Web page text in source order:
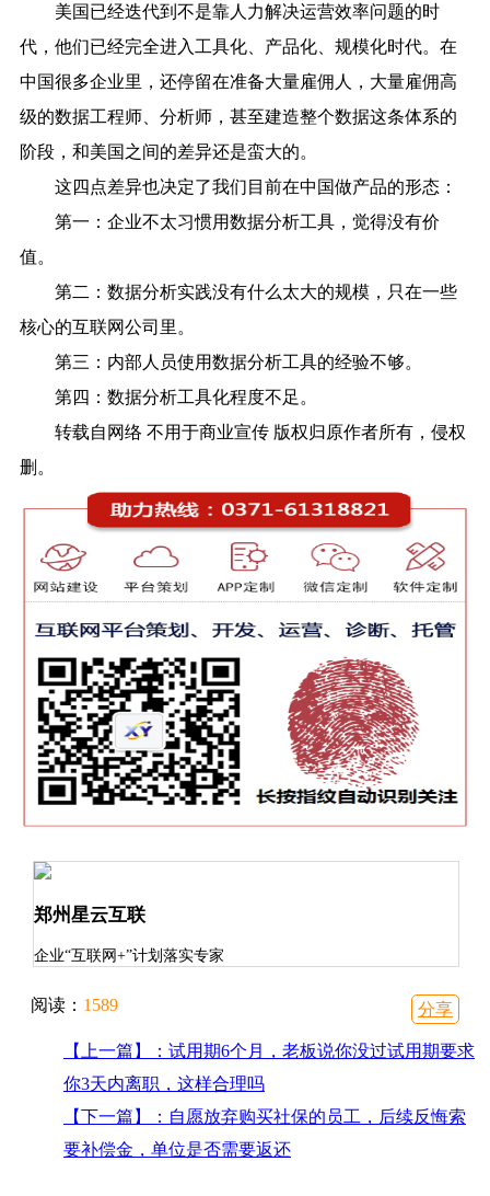
美国已经迭代到不是靠人力解决运营效率问题的时
代，他们已经完全进入工具化、产品化、规模化时代。在
中国很多企业里，还停留在准备大量雇佣人，大量雇佣高
级的数据工程师、分析师，甚至建造整个数据这条体系的
阶段，和美国之间的差异还是蛮大的。
这四点差异也决定了我们目前在中国做产品的形态：
第一：企业不太习惯用数据分析工具，觉得没有价
值。
第二：数据分析实践没有什么太大的规模，只在一些
核心的互联网公司里。
第三：内部人员使用数据分析工具的经验不够。
第四：数据分析工具化程度不足。
转载自网络 不用于商业宣传 版权归原作者所有，侵权
删。
郑州星云互联
企业“互联网+”计划落实专家
阅读： 1589 分享
【上一篇】：试用期6个月，老板说你没过试用期要求
你3天内离职，这样合理吗
【下一篇】：自愿放弃购买社保的员工，后续反悔索
要补偿金，单位是否需要返还